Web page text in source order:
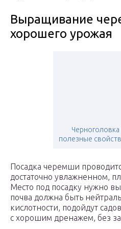
Выращивание
хорошего урожая
Черноголовка
полезные
Посадка черемши
достаточно увлажненном,
Место под посадку нужно
почва должна быть
кислотности, подойдут
с хорошим дренажем, без